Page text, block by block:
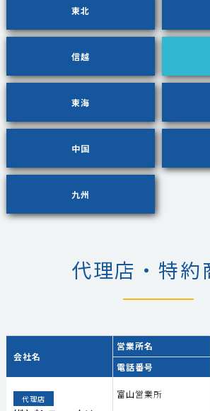
東北
信越
東海
中国
九州
代理店・特約
会社名
営業所名
電話番号
代理店 富山営業所